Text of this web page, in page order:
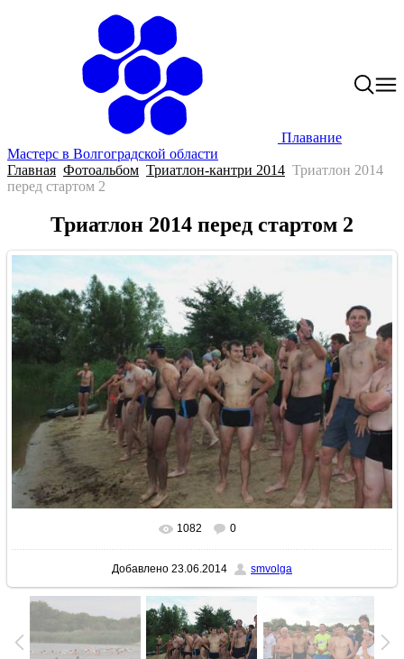
Плавание
Мастерс в Волгоградской области
Главная Фотоальбом Триатлон-кантри 2014 Триатлон 2014
перед стартом 2
Триатлон 2014 перед стартом 2
В реальном размере 640x427
1082 0
Добавлено 23.06.2014 smvolga